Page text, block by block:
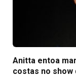
Anitta entoa
costas no show